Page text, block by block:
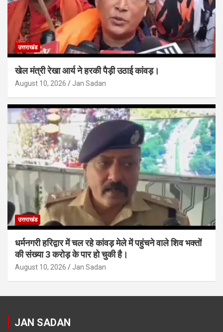
उत्तराखंड
खेल मंत्री रेखा आर्य ने हरकी पैड़ी उठाई कांवड़।
August 10, 2026 Jan Sadan
उत्तराखंड
धर्मनगरी हरिद्वार में चल रहे कांवड़ मेले में पहुंचने वाले शिव भक्तों
की संख्या 3 करोड़ के पार हो चुकी है।
August 10, 2026 Jan Sadan
JAN SADAN